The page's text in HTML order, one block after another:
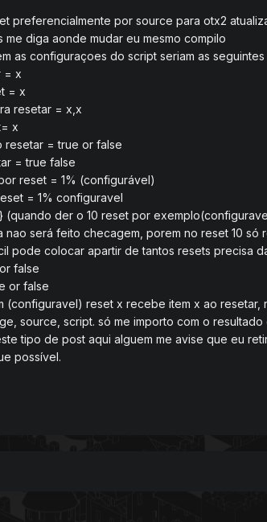
preferencialmente por source para otx2
diga aonde mudar eu mesmo compilo
as configuraçoes do script seriam as seguintes
= x
= x
resetar = x,x
x
resetar = true or false
= true false
reset = 1% (configurável)
= 1% configuravel
der o 10 reset por
nao será feito checagem, porem no reset 10
pode colocar apartir de tantos resets precisa
false
or false
(configuravel) reset x recebe item x ao resetar,
source, script. só me importo com o
tipo de post aqui alguem me avise que eu
possível.